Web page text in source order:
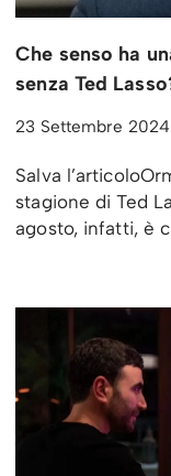
Che senso ha
senza Ted
23 Settembre 2024
Salva
stagione di Ted
agosto, infatti, è